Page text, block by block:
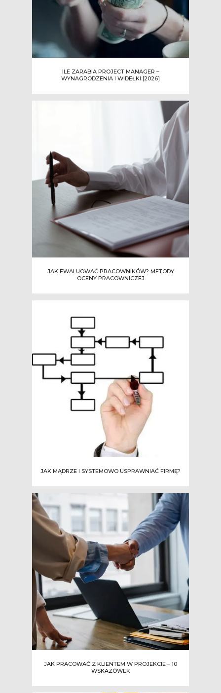
ILE ZARABIA PROJECT MANAGER –
WYNAGRODZENIA I WIDEŁKI [2026]
JAK EWALUOWAĆ PRACOWNIKÓW? METODY
OCENY PRACOWNICZEJ
JAK MĄDRZE I SYSTEMOWO USPRAWNIAĆ FIRMĘ?
JAK PRACOWAĆ Z KLIENTEM W PROJEKCIE – 10
WSKAZÓWEK